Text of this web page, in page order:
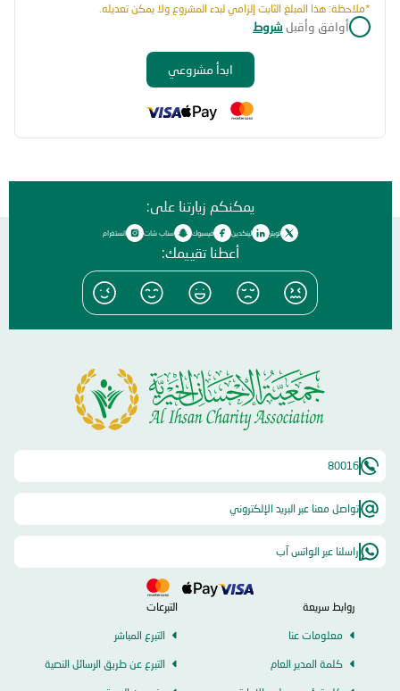
*ملاحظة: هذا المبلغ الثابت إلزامي لبدء المشروع ولا يمكن تعديله.
أوافق وأقبل شروط
ابدأ مشروعي
يمكنكم زيارتنا على:
تويتر لينكدين فيسبوك سناب شات انستغرام
أعطنا تقييمك:
80016
تواصل معنا عبر البريد الإلكتروني
راسلنا عبر الواتس آب
روابط سريعة
معلومات عنا
كلمة المدير العام
التبرعات
التبرع المباشر
التبرع عن طريق الرسائل النصية